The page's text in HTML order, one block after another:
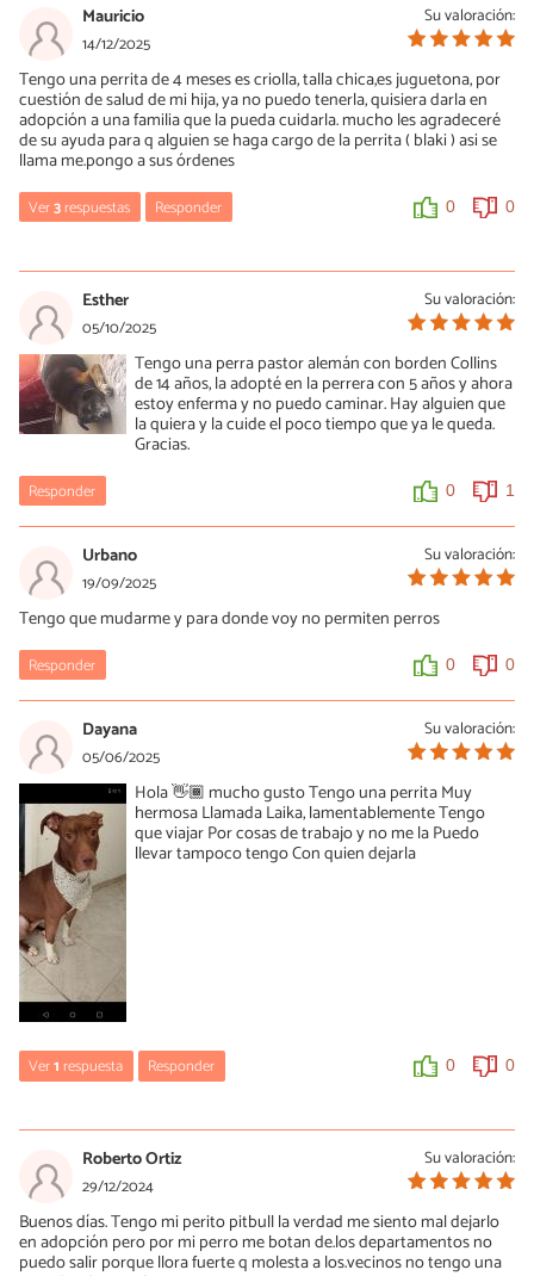
Su valoración:
Mauricio
14/12/2025
Tengo una perrita de 4 meses es criolla, talla chica,es juguetona, por
cuestión de salud de mi hija, ya no puedo tenerla, quisiera darla en
adopción a una familia que la pueda cuidarla. mucho les agradeceré
de su ayuda para q alguien se haga cargo de la perrita ( blaki ) asi se
llama me.pongo a sus órdenes
Ver3respuestas Responder 0 0
Hola, ¿has leído el artículo? Un saludo.
0
Mauricio
Buenos días srita Besteiros gracia x contestarle mi mensaje, no sé
si me pueda ayudar en dar en adopción a Blakki, la perrita q
0 0
es una página web informativa, no una protectora de animales.
Su valoración:
Esther
05/10/2025
Tengo una perra pastor alemán con borden Collins
de 14 años, la adopté en la perrera con 5 años y ahora
estoy enferma y no puedo caminar. Hay alguien que
la quiera y la cuide el poco tiempo que ya le queda.
Gracias.
Responder 0 1
Su valoración:
Urbano
19/09/2025
Tengo que mudarme y para donde voy no permiten perros
Responder 0 0
Su valoración:
Dayana
05/06/2025
Hola 👋🏾 mucho gusto Tengo una perrita Muy
hermosa Llamada Laika, lamentablemente Tengo
que viajar Por cosas de trabajo y no me la Puedo
llevar tampoco tengo Con quien dejarla
Ver1respuesta Responder 0 0
05/06/2025
Hola, ¿has leído el artículo? Un saludo y ojalá encuentre una
familia de verdad.
0
Su valoración:
Roberto Ortiz
29/12/2024
Buenos días. Tengo mi perito pitbull la verdad me siento mal dejarlo
en adopción pero por mi perro me botan de.los departamentos no
puedo salir porque llora fuerte q molesta a los.vecinos no tengo una